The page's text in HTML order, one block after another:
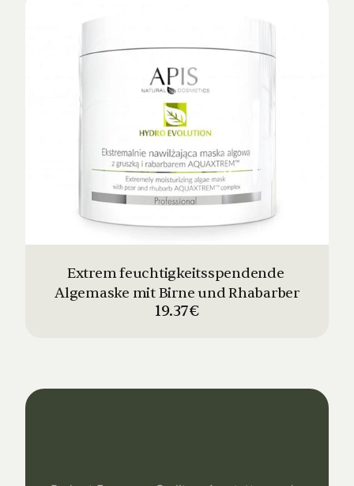
Extrem feuchtigkeitsspendende
Algemaske mit Birne und Rhabarber
19.37€